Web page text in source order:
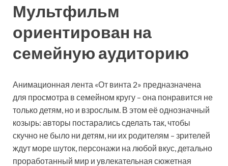
Мультфильм
ориентирован на
семейную аудиторию
Анимационная лента «От винта 2» предназначена
для просмотра в семейном кругу – она понравится не
только детям, но и взрослым. В этом её однозначный
козырь: авторы постарались сделать так, чтобы
скучно не было ни детям, ни их родителям – зрителей
ждут море шуток, персонажи на любой вкус, детально
проработанный мир и увлекательная сюжетная